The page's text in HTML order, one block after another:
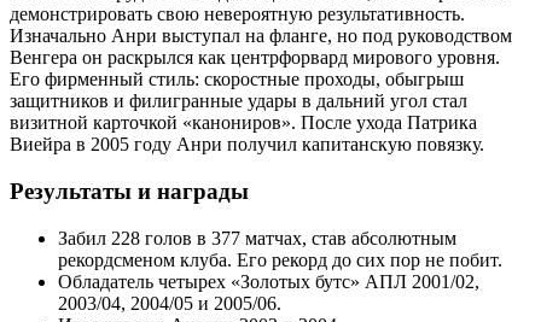
демонстрировать свою невероятную результативность.
Изначально Анри выступал на фланге, но под руководством
Венгера он раскрылся как центрфорвард мирового уровня.
Его фирменный стиль: скоростные проходы, обыгрыш
защитников и филигранные удары в дальний угол стал
визитной карточкой «канониров». После ухода Патрика
Виейра в 2005 году Анри получил капитанскую повязку.
Результаты и награды
Забил 228 голов в 377 матчах, став абсолютным
рекордсменом клуба. Его рекорд до сих пор не побит.
Обладатель четырех «Золотых бутс» АПЛ 2001/02,
2003/04, 2004/05 и 2005/06.